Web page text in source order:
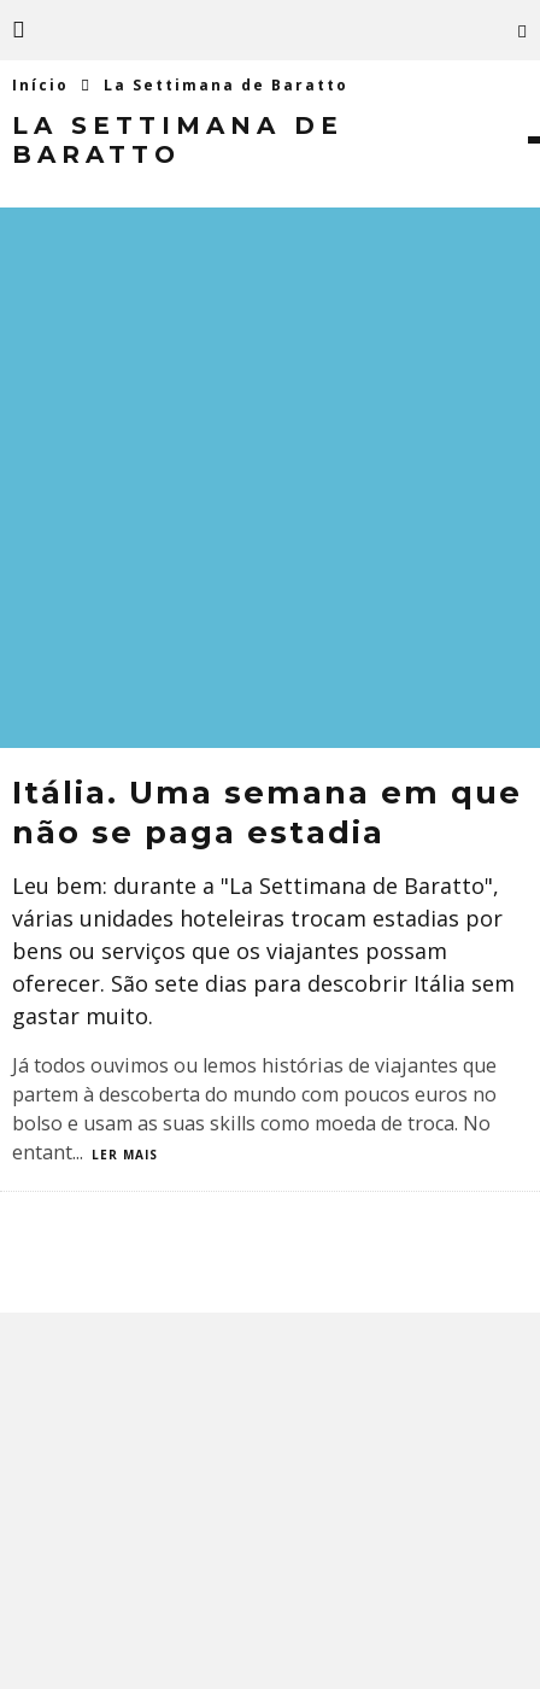
Início La Settimana de Baratto
LA SETTIMANA DE
BARATTO
Itália. Uma semana em que
não se paga estadia
Leu bem: durante a "La Settimana de Baratto",
várias unidades hoteleiras trocam estadias por
bens ou serviços que os viajantes possam
oferecer. São sete dias para descobrir Itália sem
gastar muito.
Já todos ouvimos ou lemos histórias de viajantes que
partem à descoberta do mundo com poucos euros no
bolso e usam as suas skills como moeda de troca. No
entant... LER MAIS